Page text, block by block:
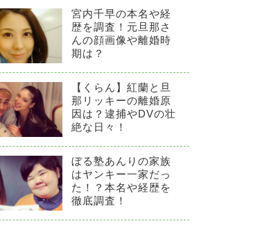
宮内千早の本名や経
歴を調査！元旦那さ
んの顔画像や離婚時
期は？
【くらん】紅蘭と旦
那リッキーの離婚原
因は？逮捕やDVの壮
絶な日々！
ぼる塾あんりの家族
はヤンキー一家だっ
た！？本名や経歴を
徹底調査！